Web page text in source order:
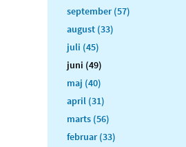
september (57)
august (33)
juli (45)
juni (49)
maj (40)
april (31)
marts (56)
februar (33)